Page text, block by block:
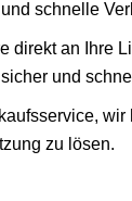
schnelle
direkt an Ihre
und
wir
zu lösen.